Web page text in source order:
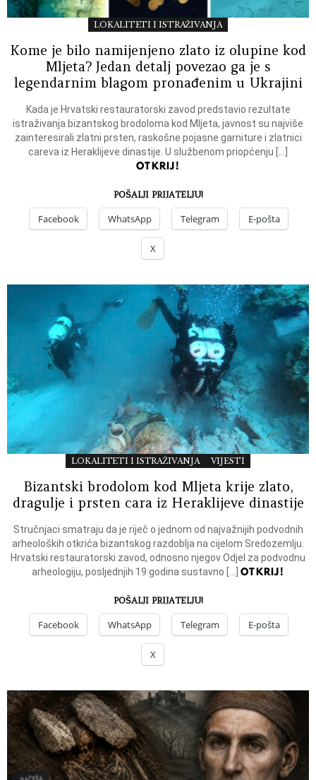
LOKALITETI I ISTRAŽIVANJA
Kome je bilo namijenjeno zlato iz olupine kod
Mljeta? Jedan detalj povezao ga je s
legendarnim blagom pronađenim u Ukrajini
Kada je Hrvatski restauratorski zavod predstavio rezultate
istraživanja bizantskog brodoloma kod Mljeta, javnost su najviše
zainteresirali zlatni prsten, raskošne pojasne garniture i zlatnici
careva iz Heraklijeve dinastije. U službenom priopćenju […]
OTKRIJ!
POŠALJI PRIJATELJU!
Facebook WhatsApp Telegram E-pošta
X
LOKALITETI I ISTRAŽIVANJA VIJESTI
Bizantski brodolom kod Mljeta krije zlato,
dragulje i prsten cara iz Heraklijeve dinastije
Stručnjaci smatraju da je riječ o jednom od najvažnijih podvodnih
arheoloških otkrića bizantskog razdoblja na cijelom Sredozemlju.
Hrvatski restauratorski zavod, odnosno njegov Odjel za podvodnu
arheologiju, posljednjih 19 godina sustavno […] OTKRIJ!
POŠALJI PRIJATELJU!
Facebook WhatsApp Telegram E-pošta
X